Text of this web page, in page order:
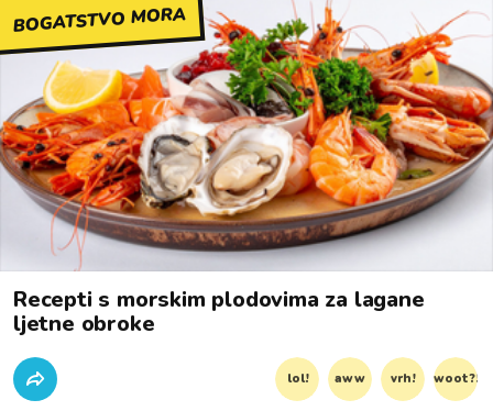
BOGATSTVO MORA
Recepti s morskim plodovima za lagane
ljetne obroke
lol! aww vrh! woot?!